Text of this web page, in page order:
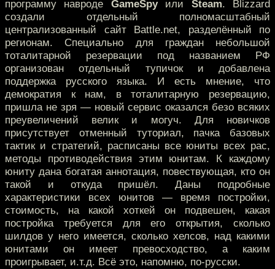
программу навроде GameSpyили Steam. Blizzard
создали отдельный полномасштабный
централизованный сайт Battle.net, разделённый по
регионам. Специально для граждан небольшой
тоталитарной резервации под названием РФ
организован отдельный тупичок и добавлена
поддержка русского языка. И есть мнение, что
демократия к нам, в тоталитарную резервацию,
пришла не зря — новый сервис оказался безо всяких
преувеличений велик и могуч. Для новичков
присутствует отменный туториал, пачка базовых
тактик и стратегий, расписаны все юниты всех рас,
методы противодействия этим юнитам. К каждому
юниту дана богатая аннотация, повествующая, кто он
такой и откуда пришёл. Даны подробные
характеристики всех юнитов — время постройки,
стоимость, на какой хоткей он подвешен, какая
постройка требуется для его открытия, сколько
шилдов у него имеется, сколько хелсов, над какими
юнитами он имеет превосходство, а каким
проигрывает, и.т.д. Всё это, напомню, по-русски.